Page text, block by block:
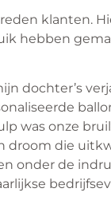
klanten.
hebben
dochter’s
was onze
droom die
onder de